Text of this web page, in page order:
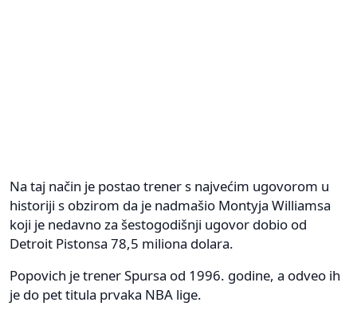
Na taj način je postao trener s najvećim ugovorom u
historiji s obzirom da je nadmašio Montyja Williamsa
koji je nedavno za šestogodišnji ugovor dobio od
Detroit Pistonsa 78,5 miliona dolara.
Popovich je trener Spursa od 1996. godine, a odveo ih
je do pet titula prvaka NBA lige.